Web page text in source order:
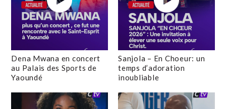
Dena Mwana en concert
au Palais des Sports de
Yaoundé
Sanjola – En Choeur: un
temps d’adoration
inoubliable